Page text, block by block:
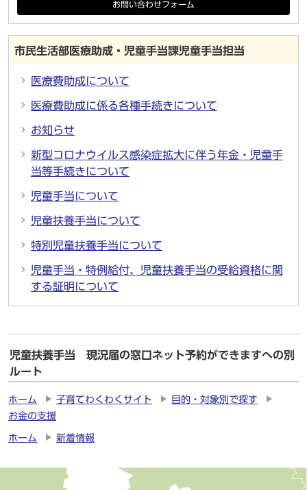
お問い合わせフォーム
市民生活部医療助成・児童手当課児童手当担当
医療費助成について
医療費助成に係る各種手続きについて
お知らせ
新型コロナウイルス感染症拡大に伴う年金・児童手
当等手続きについて
児童手当について
児童扶養手当について
特別児童扶養手当について
児童手当・特例給付、児童扶養手当の受給資格に関
する証明について
児童扶養手当 現況届の窓口ネット予約ができますへの別
ルート
ホーム 子育てわくわくサイト
目的・対象別で探す
お金の支援
ホーム 新着情報